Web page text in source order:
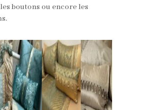
boutons ou encore les